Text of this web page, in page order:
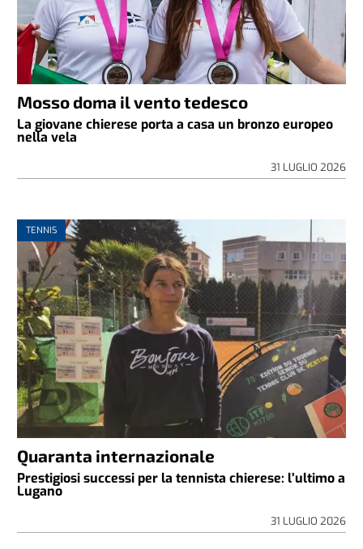
Mosso doma il vento tedesco
La giovane chierese porta a casa un bronzo europeo
nella vela
31 LUGLIO 2026
TENNIS
Quaranta internazionale
Prestigiosi successi per la tennista chierese: l’ultimo a
Lugano
31 LUGLIO 2026